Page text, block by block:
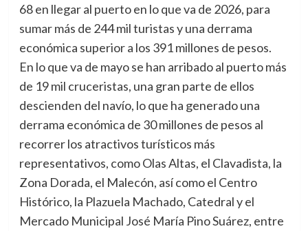
68 en llegar al puerto en lo que va de 2026, para
sumar más de 244 mil turistas y una derrama
económica superior a los 391 millones de pesos.
En lo que va de mayo se han arribado al puerto más
de 19 mil cruceristas, una gran parte de ellos
descienden del navío, lo que ha generado una
derrama económica de 30 millones de pesos al
recorrer los atractivos turísticos más
representativos, como Olas Altas, el Clavadista, la
Zona Dorada, el Malecón, así como el Centro
Histórico, la Plazuela Machado, Catedral y el
Mercado Municipal José María Pino Suárez, entre